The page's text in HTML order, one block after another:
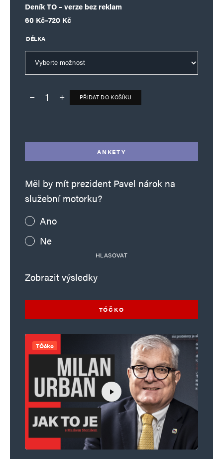
Deník TO – verze bez reklam
60 Kč–720 Kč
Rozpětí cen: 60 Kč až 720 Kč
DÉLKA
Deník TO – verze bez reklam množství
PŘIDAT DO KOŠÍKU
ANKETY
Měl by mít prezident Pavel nárok na
služební motorku?
Ano
Ne
HLASOVAT
Zobrazit výsledky
TÓČKO
TÓčko